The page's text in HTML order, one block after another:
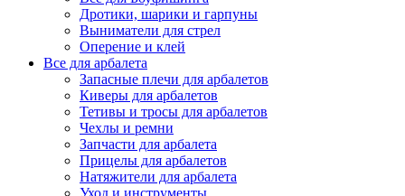
Дротики, шарики и гарпуны
Выниматели для стрел
Оперение и клей
Все для арбалета
Запасные плечи для арбалетов
Киверы для арбалетов
Тетивы и тросы для арбалетов
Чехлы и ремни
Запчасти для арбалета
Прицелы для арбалетов
Натяжители для арбалета
Уход и инструменты